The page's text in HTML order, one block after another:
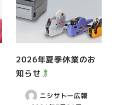
2026年夏季休業のお
知らせ
ニシサトー広報